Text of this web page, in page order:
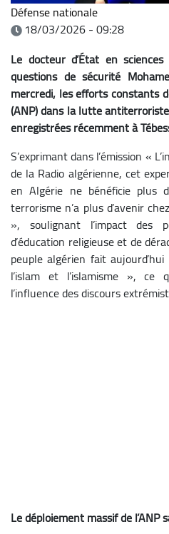
Défense nationale
18/03/2026 - 09:28
Le docteur d’État en
questions de sécurité
mercredi, les efforts constants
(ANP) dans la lutte
enregistrées récemment à
S’exprimant dans l’émission «
de la Radio algérienne, cet
en Algérie ne bénéficie plus
terrorisme n’a plus d’avenir
», soulignant l’impact des
d’éducation religieuse et de
peuple algérien fait
l’islam et l’islamisme », ce
l’influence des discours
Le déploiement massif de l’ANP